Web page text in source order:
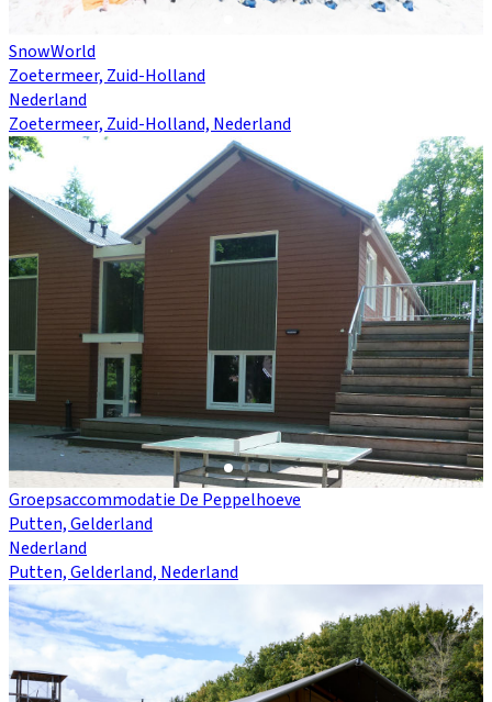
SnowWorld
Zoetermeer, Zuid-Holland
Nederland
Zoetermeer, Zuid-Holland, Nederland
Groepsaccommodatie De Peppelhoeve
Putten, Gelderland
Nederland
Putten, Gelderland, Nederland